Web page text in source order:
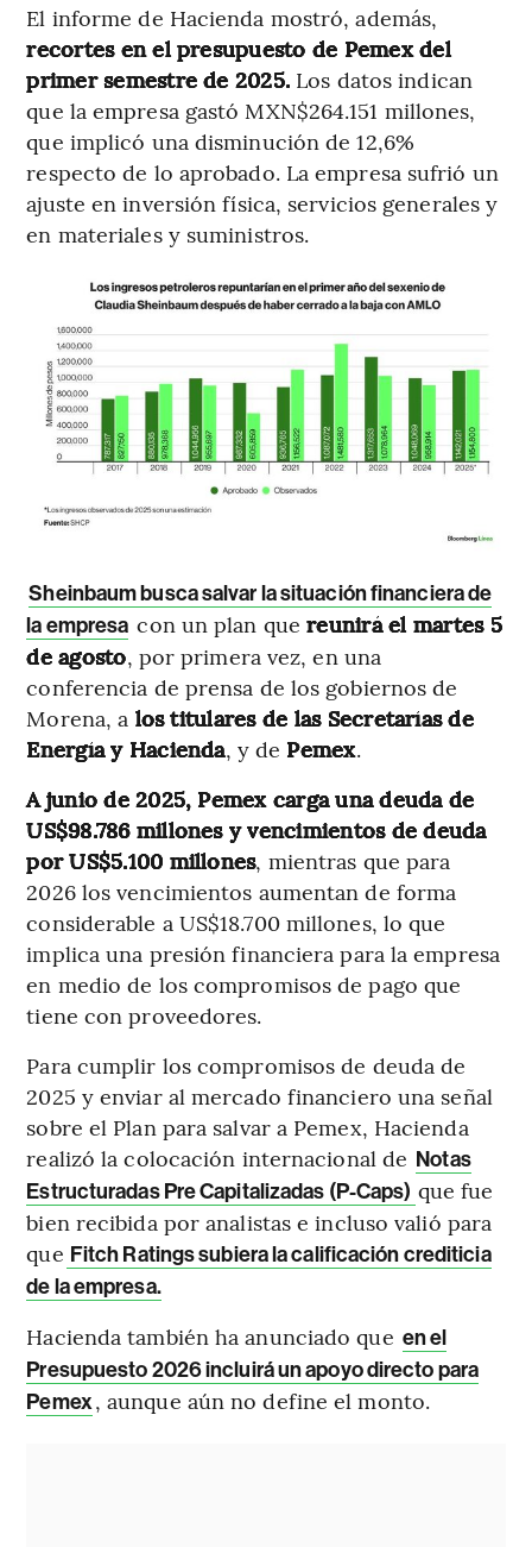
El informe de Hacienda mostró, además,
recortes en el presupuesto de Pemex del
primer semestre de 2025. Los datos indican
que la empresa gastó MXN$264.151 millones,
que implicó una disminución de 12,6%
respecto de lo aprobado. La empresa sufrió un
ajuste en inversión física, servicios generales y
en materiales y suministros.
Sheinbaum busca salvar la situación financiera de
la empresa con un plan que reunirá el martes 5
de agosto, por primera vez, en una
conferencia de prensa de los gobiernos de
Morena, a los titulares de las Secretarías de
Energía y Hacienda, y de Pemex.
A junio de 2025, Pemex carga una deuda de
US$98.786 millones y vencimientos de deuda
por US$5.100 millones, mientras que para
2026 los vencimientos aumentan de forma
considerable a US$18.700 millones, lo que
implica una presión financiera para la empresa
en medio de los compromisos de pago que
tiene con proveedores.
Para cumplir los compromisos de deuda de
2025 y enviar al mercado financiero una señal
sobre el Plan para salvar a Pemex, Hacienda
realizó la colocación internacional de Notas
Estructuradas Pre Capitalizadas (P-Caps) que fue
bien recibida por analistas e incluso valió para
que Fitch Ratings subiera la calificación crediticia
de la empresa.
Hacienda también ha anunciado que en el
Presupuesto 2026 incluirá un apoyo directo para
Pemex, aunque aún no define el monto.